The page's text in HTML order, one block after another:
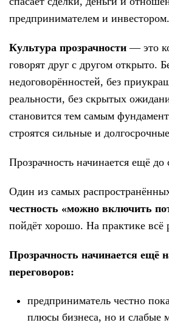
предпринимателем и инвестором.
Культура прозрачности — это
говорят друг с другом открыто.
недоговорённостей, без
реальности, без скрытых
становится тем самым
строятся сильные и
Прозрачность начинается ещё до
Один из самых
честность «можно включить
пойдёт хорошо. На практике всё
Прозрачность начинается ещё
переговоров:
предприниматель честно
плюсы бизнеса, но и слабые